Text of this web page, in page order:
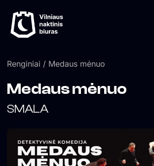
prie
turinio
Renginiai / Medaus mėnuo
Medaus mėnuo
SMALA